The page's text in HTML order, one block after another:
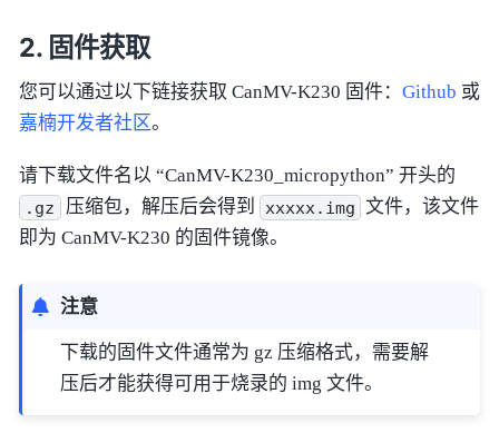
固件获取
您可以通过以下链接获取 CanMV-K230 固件： Github 或
嘉楠开发者社区。
请下载文件名以 “CanMV-K230_micropython” 开头的
.gz 压缩包，解压后会得到 xxxxx.img 文件，该文件
即为 CanMV-K230 的固件镜像。
注意
下载的固件文件通常为 gz 压缩格式，需要解
压后才能获得可用于烧录的 img 文件。